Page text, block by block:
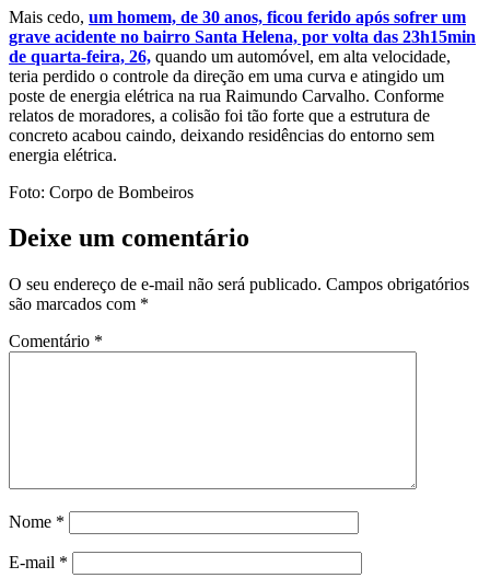
Mais cedo, um homem, de 30 anos, ficou ferido após sofrer um
grave acidente no bairro Santa Helena, por volta das 23h15min
de quarta-feira, 26, quando um automóvel, em alta velocidade,
teria perdido o controle da direção em uma curva e atingido um
poste de energia elétrica na rua Raimundo Carvalho. Conforme
relatos de moradores, a colisão foi tão forte que a estrutura de
concreto acabou caindo, deixando residências do entorno sem
energia elétrica.
Foto: Corpo de Bombeiros
Deixe um comentário
O seu endereço de e-mail não será publicado. Campos obrigatórios
são marcados com *
Comentário *
Nome *
E-mail *